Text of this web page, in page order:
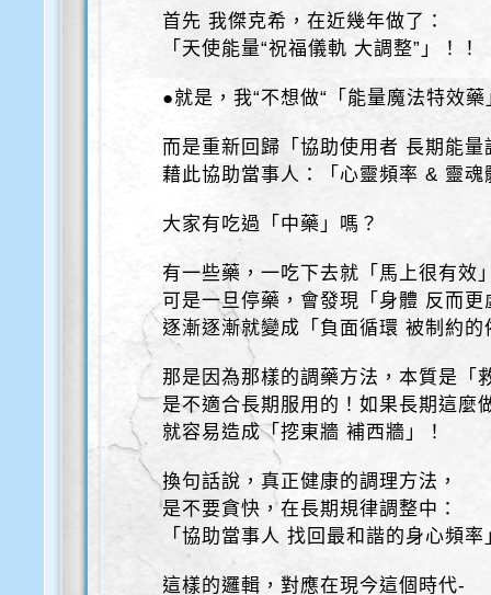
首先 我傑克希，在近幾年做了：
「天使能量“祝福儀軌 大調整”」！！
●就是，我“不想做“「能量魔法特效藥
而是重新回歸「協助使用者 長期能量
藉此協助當事人：「心靈頻率 & 靈魂
大家有吃過「中藥」嗎？
有一些藥，一吃下去就「馬上很有效
可是一旦停藥，會發現「身體 反而
逐漸逐漸就變成「負面循環 被制約
那是因為那樣的調藥方法，本質是「
是不適合長期服用的！如果長期這麼
就容易造成「挖東牆 補西牆」！
換句話說，真正健康的調理方法，
是不要貪快，在長期規律調整中：
「協助當事人 找回最和諧的身心頻率
這樣的邏輯，對應在現今這個時代-